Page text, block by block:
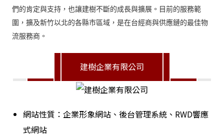
們的肯定與支持，也讓建樹不斷的成長與擴展。目前的服務範
圍，擴及新竹以北的各縣市區域，是在台經商與供應鏈的最佳物
流服務商。
建樹企業有限公司
網站性質：企業形象網站、後台管理系統、RWD響應
式網站